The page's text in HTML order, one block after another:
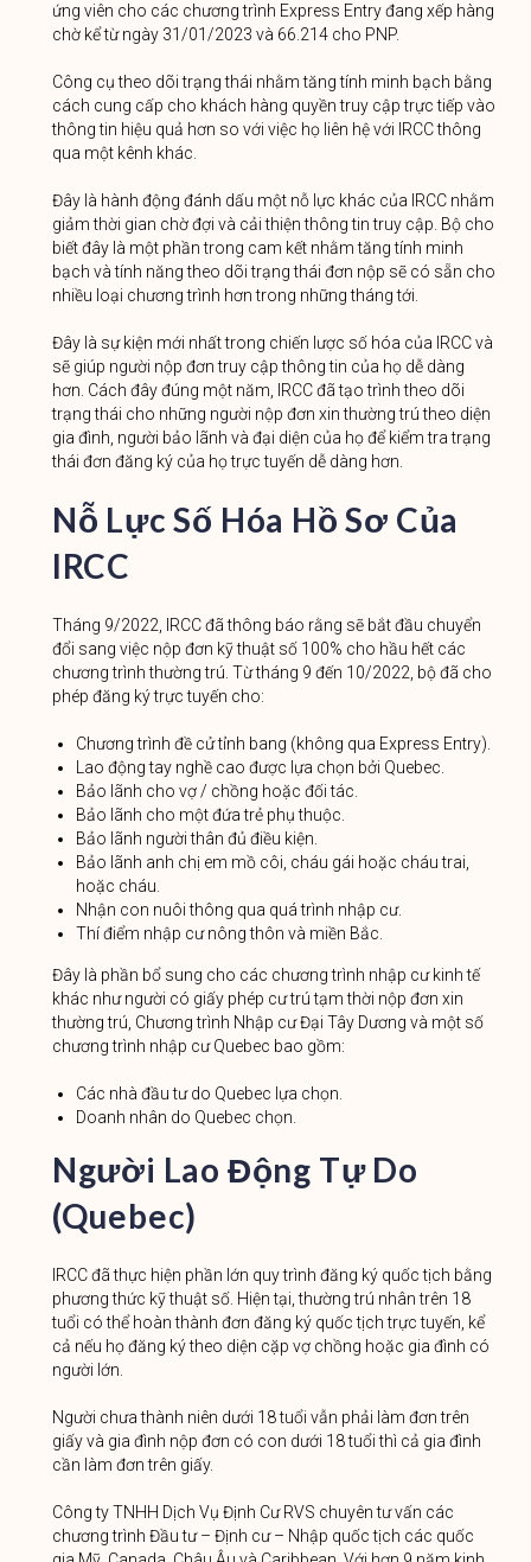
ứng viên cho các chương trình Express Entry đang xếp hàng
chờ kể từ ngày 31/01/2023 và 66.214 cho PNP.
Công cụ theo dõi trạng thái nhằm tăng tính minh bạch bằng
cách cung cấp cho khách hàng quyền truy cập trực tiếp vào
thông tin hiệu quả hơn so với việc họ liên hệ với IRCC thông
qua một kênh khác.
Đây là hành động đánh dấu một nỗ lực khác của IRCC nhằm
giảm thời gian chờ đợi và cải thiện thông tin truy cập. Bộ cho
biết đây là một phần trong cam kết nhằm tăng tính minh
bạch và tính năng theo dõi trạng thái đơn nộp sẽ có sẵn cho
nhiều loại chương trình hơn trong những tháng tới.
Đây là sự kiện mới nhất trong chiến lược số hóa của IRCC và
sẽ giúp người nộp đơn truy cập thông tin của họ dễ dàng
hơn. Cách đây đúng một năm, IRCC đã tạo trình theo dõi
trạng thái cho những người nộp đơn xin thường trú theo diện
gia đình, người bảo lãnh và đại diện của họ để kiểm tra trạng
thái đơn đăng ký của họ trực tuyến dễ dàng hơn.
Nỗ Lực Số Hóa Hồ Sơ Của
IRCC
Tháng 9/2022, IRCC đã thông báo rằng sẽ bắt đầu chuyển
đổi sang việc nộp đơn kỹ thuật số 100% cho hầu hết các
chương trình thường trú. Từ tháng 9 đến 10/2022, bộ đã cho
phép đăng ký trực tuyến cho:
Chương trình đề cử tỉnh bang (không qua Express Entry).
Lao động tay nghề cao được lựa chọn bởi Quebec.
Bảo lãnh cho vợ / chồng hoặc đối tác.
Bảo lãnh cho một đứa trẻ phụ thuộc.
Bảo lãnh người thân đủ điều kiện.
Bảo lãnh anh chị em mồ côi, cháu gái hoặc cháu trai,
hoặc cháu.
Nhận con nuôi thông qua quá trình nhập cư.
Thí điểm nhập cư nông thôn và miền Bắc.
Đây là phần bổ sung cho các chương trình nhập cư kinh tế
khác như người có giấy phép cư trú tạm thời nộp đơn xin
thường trú, Chương trình Nhập cư Đại Tây Dương và một số
chương trình nhập cư Quebec bao gồm:
Các nhà đầu tư do Quebec lựa chọn.
Doanh nhân do Quebec chọn.
Người Lao Động Tự Do
(Quebec)
IRCC đã thực hiện phần lớn quy trình đăng ký quốc tịch bằng
phương thức kỹ thuật số. Hiện tại, thường trú nhân trên 18
tuổi có thể hoàn thành đơn đăng ký quốc tịch trực tuyến, kể
cả nếu họ đăng ký theo diện cặp vợ chồng hoặc gia đình có
người lớn.
Người chưa thành niên dưới 18 tuổi vẫn phải làm đơn trên
giấy và gia đình nộp đơn có con dưới 18 tuổi thì cả gia đình
cần làm đơn trên giấy.
Công ty TNHH Dịch Vụ Định Cư RVS chuyên tư vấn các
chương trình Đầu tư – Định cư – Nhập quốc tịch các quốc